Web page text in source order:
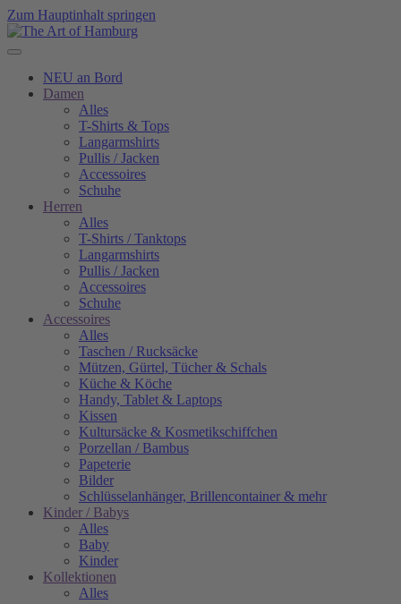
Zum Hauptinhalt springen
NEU an Bord
Damen
Alles
T-Shirts & Tops
Langarmshirts
Pullis / Jacken
Accessoires
Schuhe
Herren
Alles
T-Shirts / Tanktops
Langarmshirts
Pullis / Jacken
Accessoires
Schuhe
Accessoires
Alles
Taschen / Rucksäcke
Mützen, Gürtel, Tücher & Schals
Küche & Köche
Handy, Tablet & Laptops
Kissen
Kultursäcke & Kosmetikschiffchen
Porzellan / Bambus
Papeterie
Bilder
Schlüsselanhänger, Brillencontainer & mehr
Kinder / Babys
Alles
Baby
Kinder
Kollektionen
Alles